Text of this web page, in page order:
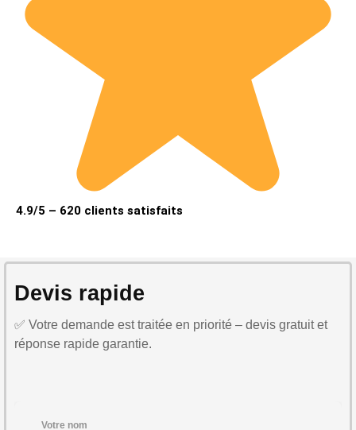
4.9/5 – 620 clients satisfaits
Devis rapide
✅ Votre demande est traitée en priorité – devis gratuit et
réponse rapide garantie.
Votre nom